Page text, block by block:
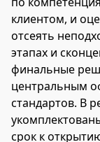
клиентом, и
отсеять
этапах и
финальные
центральным
стандартов. В
срок к